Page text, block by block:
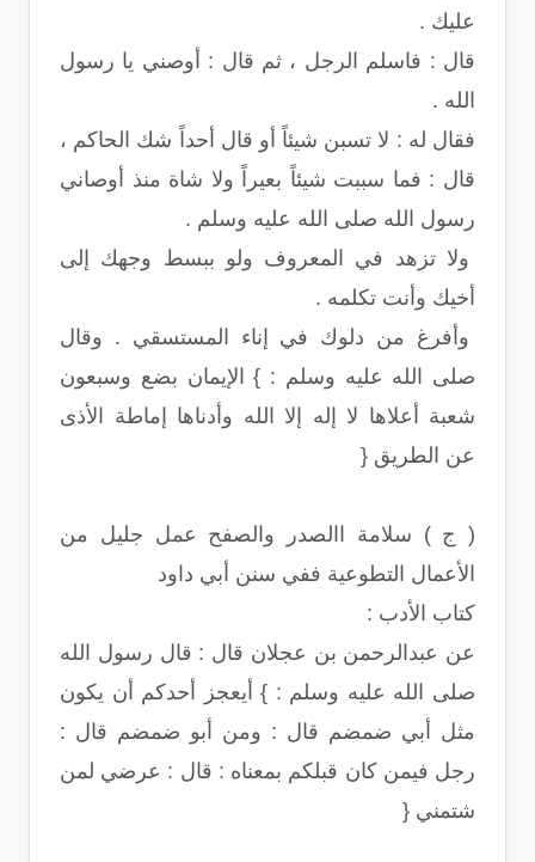
عليك .
قال : فاسلم الرجل ، ثم قال : أوصني يا رسول
الله .
فقال له : لا تسبن شيئاً أو قال أحداً شك الحاكم ،
قال : فما سببت شيئاً بعيراً ولا شاة منذ أوصاني
رسول الله صلى الله عليه وسلم .
ولا تزهد في المعروف ولو ببسط وجهك إلى
أخيك وأنت تكلمه .
وأفرغ من دلوك في إناء المستسقي . وقال
صلى الله عليه وسلم : } الإيمان بضع وسبعون
شعبة أعلاها لا إله إلا الله وأدناها إماطة الأذى
عن الطريق {
( ج ) سلامة االصدر والصفح عمل جليل من
الأعمال التطوعية ففي سنن أبي داود
كتاب الأدب :
عن عبدالرحمن بن عجلان قال : قال رسول الله
صلى الله عليه وسلم : } أيعجز أحدكم أن يكون
مثل أبي ضمضم قال : ومن أبو ضمضم قال :
رجل فيمن كان قبلكم بمعناه : قال : عرضي لمن
شتمني {